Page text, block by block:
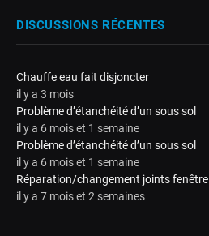
DISCUSSIONS RÉCENTES
Chauffe eau fait disjoncter
il y a 3 mois
Problème d’étanchéité d’un sous sol
il y a 6 mois et 1 semaine
Problème d’étanchéité d’un sous sol
il y a 6 mois et 1 semaine
Réparation/changement joints fenêtre
il y a 7 mois et 2 semaines